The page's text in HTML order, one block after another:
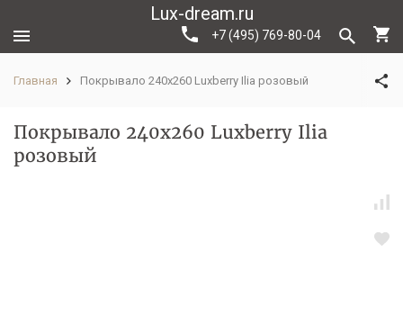
Lux-dream.ru
+7 (495) 769-80-04
Главная Покрывало 240x260 Luxberry Ilia розовый
Покрывало 240x260 Luxberry Ilia
розовый